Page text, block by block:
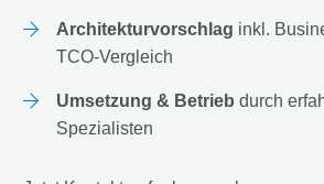
Architekturvorschlag inkl.
TCO-Vergleich
Umsetzung & Betrieb durch
Spezialisten